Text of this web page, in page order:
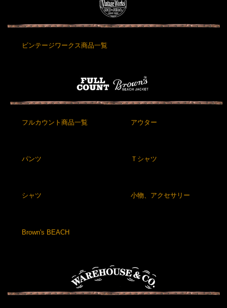
ビンテージワークス商品一覧
フルカウント商品一覧 アウター
パンツ Ｔシャツ
シャツ 小物、アクセサリー
Brown's BEACH